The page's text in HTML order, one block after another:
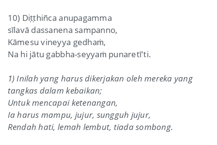
10) Diṭṭhiñca anupagamma
sīlavā dassanena sampanno,
Kāmesu vineyya gedhaṁ,
Na hi jātu gabbha-seyyaṁ punaretī'ti.
1) Inilah yang harus dikerjakan oleh mereka yang
tangkas dalam kebaikan;
Untuk mencapai ketenangan,
Ia harus mampu, jujur, sungguh jujur,
Rendah hati, lemah lembut, tiada sombong.